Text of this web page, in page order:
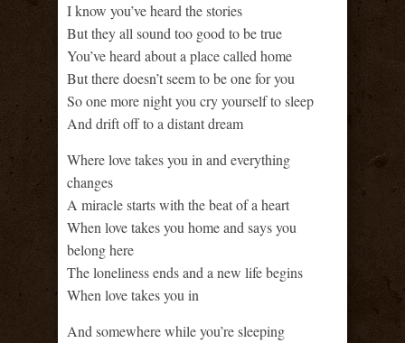
I know you’ve heard the stories
But they all sound too good to be true
You’ve heard about a place called home
But there doesn’t seem to be one for you
So one more night you cry yourself to sleep
And drift off to a distant dream
Where love takes you in and everything
changes
A miracle starts with the beat of a heart
When love takes you home and says you
belong here
The loneliness ends and a new life begins
When love takes you in
And somewhere while you’re sleeping